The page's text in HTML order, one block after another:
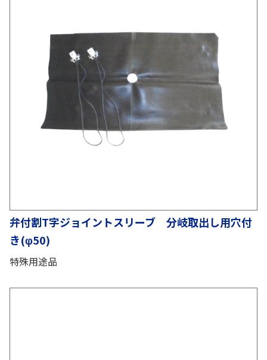
弁付割T字ジョイントスリーブ 分岐取出し用穴付
き(φ50)
特殊用途品